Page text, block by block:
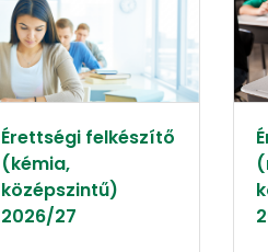
Érettségi felkészítő
(kémia,
középszintű)
2026/27